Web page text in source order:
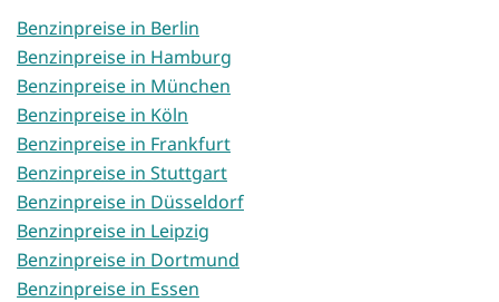
Benzinpreise in Berlin
Benzinpreise in Hamburg
Benzinpreise in München
Benzinpreise in Köln
Benzinpreise in Frankfurt
Benzinpreise in Stuttgart
Benzinpreise in Düsseldorf
Benzinpreise in Leipzig
Benzinpreise in Dortmund
Benzinpreise in Essen